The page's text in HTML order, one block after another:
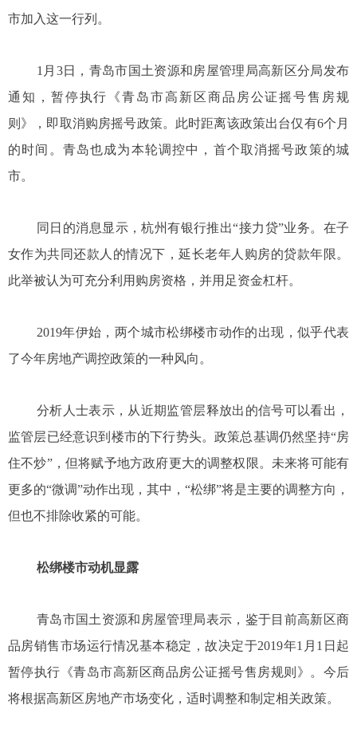
市加入这一行列。
1月3日，青岛市国土资源和房屋管理局高新区分局发布
通知，暂停执行《青岛市高新区商品房公证摇号售房规
则》，即取消购房摇号政策。此时距离该政策出台仅有6个月
的时间。青岛也成为本轮调控中，首个取消摇号政策的城
市。
同日的消息显示，杭州有银行推出“接力贷”业务。在子
女作为共同还款人的情况下，延长老年人购房的贷款年限。
此举被认为可充分利用购房资格，并用足资金杠杆。
2019年伊始，两个城市松绑楼市动作的出现，似乎代表
了今年房地产调控政策的一种风向。
分析人士表示，从近期监管层释放出的信号可以看出，
监管层已经意识到楼市的下行势头。政策总基调仍然坚持“房
住不炒”，但将赋予地方政府更大的调整权限。未来将可能有
更多的“微调”动作出现，其中，“松绑”将是主要的调整方向，
但也不排除收紧的可能。
松绑楼市动机显露
青岛市国土资源和房屋管理局表示，鉴于目前高新区商
品房销售市场运行情况基本稳定，故决定于2019年1月1日起
暂停执行《青岛市高新区商品房公证摇号售房规则》。今后
将根据高新区房地产市场变化，适时调整和制定相关政策。